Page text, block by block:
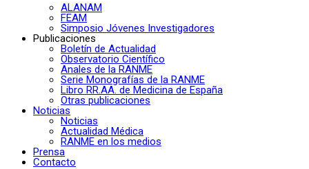
ALANAM
FEAM
Simposio Jóvenes Investigadores
Publicaciones
Boletín de Actualidad
Observatorio Científico
Anales de la RANME
Serie Monografías de la RANME
Libro RR.AA. de Medicina de España
Otras publicaciones
Noticias
Noticias
Actualidad Médica
RANME en los medios
Prensa
Contacto